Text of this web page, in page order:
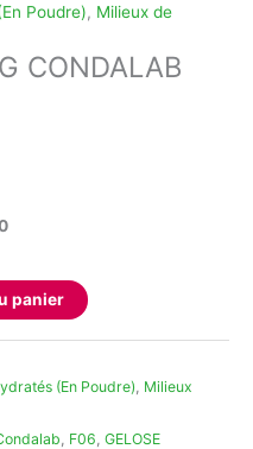
Poudre), Milieux de
CONDALAB
panier
(En Poudre), Milieux
, F06, GELOSE